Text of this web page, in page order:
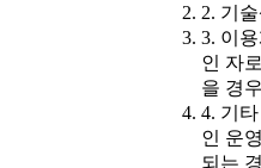
2. 기
3. 이
인 자
을 경우
4. 기
인 운
되는